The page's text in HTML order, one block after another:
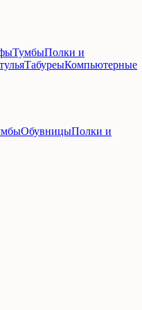
ТумбыПолки и
ТабуреыКомпьютерные
ОбувницыПолки и